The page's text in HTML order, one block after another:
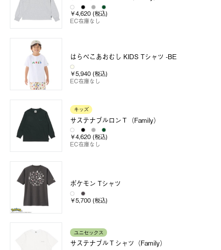
￥4,620 (税込)
EC在庫なし
はらぺこあおむし KIDS Tシャツ -BE
￥5,940 (税込)
EC在庫なし
キッズ
サステナブルロンＴ（Family）
￥4,620 (税込)
EC在庫なし
ポケモン Tシャツ
￥5,700 (税込)
ユニセックス
サステナブルＴシャツ（Family）